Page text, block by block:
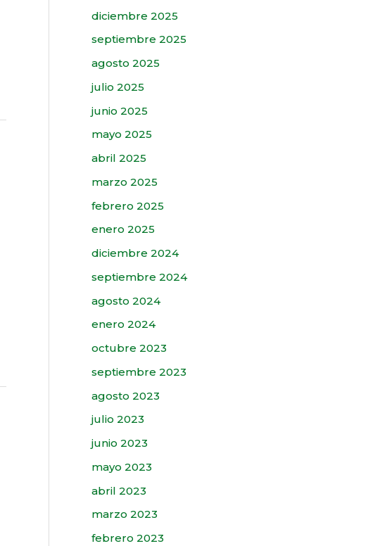
diciembre 2025
septiembre 2025
agosto 2025
julio 2025
junio 2025
mayo 2025
abril 2025
marzo 2025
febrero 2025
enero 2025
diciembre 2024
septiembre 2024
agosto 2024
enero 2024
octubre 2023
septiembre 2023
agosto 2023
julio 2023
junio 2023
mayo 2023
abril 2023
marzo 2023
febrero 2023